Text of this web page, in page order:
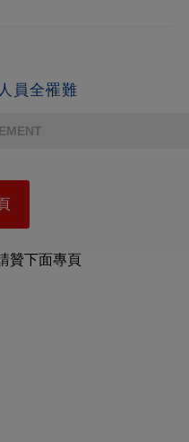
員全罹難
贊下面專頁